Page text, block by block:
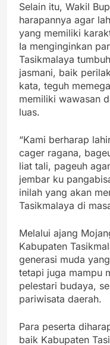
Selain itu, Wakil
harapannya agar
yang memiliki
Ia menginginkan
Tasikmalaya
jasmani, baik
kata, teguh
memiliki wawasan
luas.
“Kami berharap
cager ragana,
liat tali, pageuh
jembar ku
inilah yang akan
Tasikmalaya di
Melalui ajang
Kabupaten
generasi muda
tetapi juga mampu
pelestari budaya,
pariwisata daerah.
Para peserta
baik Kabupaten